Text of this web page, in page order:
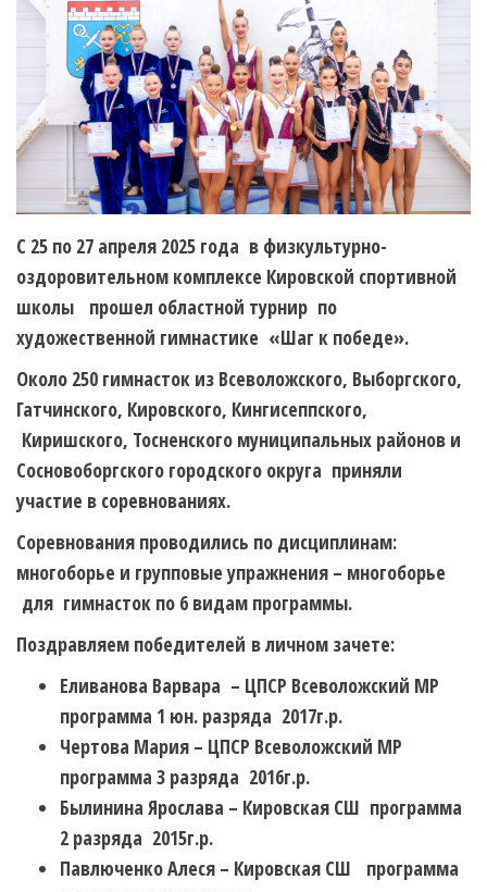
С 25 по 27 апреля 2025 года в физкультурно-
оздоровительном комплексе Кировской спортивной
школы прошел областной турнир по
художественной гимнастике «Шаг к победе».
Около 250 гимнасток из Всеволожского, Выборгского,
Гатчинского, Кировского, Кингисеппского,
Киришского, Тосненского муниципальных районов и
Сосновоборгского городского округа приняли
участие в соревнованиях.
Соревнования проводились по дисциплинам:
многоборье и групповые упражнения – многоборье
для гимнасток по 6 видам программы.
Поздравляем победителей в личном зачете:
Еливанова Варвара – ЦПСР Всеволожский МР
программа 1 юн. разряда 2017г.р.
Чертова Мария – ЦПСР Всеволожский МР
программа 3 разряда 2016г.р.
Былинина Ярослава – Кировская СШ программа
2 разряда 2015г.р.
Павлюченко Алеся – Кировская СШ программа